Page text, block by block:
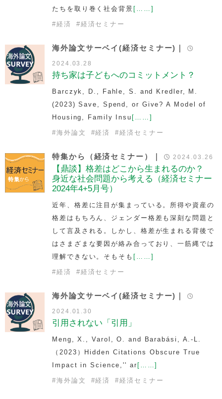
たちを取り巻く社会背景 [……]
#経済 #経済セミナー
海外論文サーベイ(経済セミナー)｜
2024.03.28
持ち家は子どもへのコミットメント？
Barczyk, D., Fahle, S. and Kredler, M.
(2023)Save, Spend, or Give? A Model of
Housing, Family Insu [……]
#海外論文 #経済 #経済セミナー
特集から（経済セミナー）｜ 2024.03.26
【鼎談】格差はどこから生まれるのか？
身近な社会問題から考える（経済セミナー
2024年4+5月号）
近年、格差に注目が集まっている。所得や資産の
格差はもちろん、ジェンダー格差も深刻な問題と
して言及される。しかし、格差が生まれる背後で
はさまざまな要因が絡み合っており、一筋縄では
理解できない。そもそも [……]
#経済 #経済セミナー
海外論文サーベイ(経済セミナー)｜
2024.01.30
引用されない「引用」
Meng, X., Varol, O. and Barabási, A.-L.
（2023） Hidden Citations Obscure True
Impact in Science,'' ar [……]
#海外論文 #経済 #経済セミナー